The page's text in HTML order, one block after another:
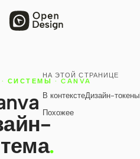
ПРОДУКТ
Open Design
HTML Anything
HTML Video
НА ЭТОЙ СТРАНИЦЕ
В контекстеДизайн-токены
Похожее
· СИСТЕМЫ · CANVA
.